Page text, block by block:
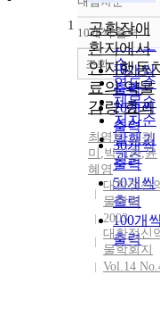
정확도
순
인기도
순
연도순
제목순
저자순
발행기
관순
내림차
10개씩 출력
10개씩
출력
20개씩
출력
30개씩
출력
50개씩
출력
100개
출력
조회
1
공황장애
환자에서
인지행동
료의 약물
감량 효과
최영희,김경
미 ,박기환,윤
혜영
대한정신
물학회
2003
대한정신
물학회지
Vol.14